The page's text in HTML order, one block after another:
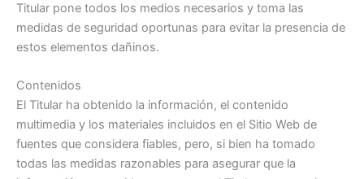
Titular pone todos los medios necesarios y toma las
medidas de seguridad oportunas para evitar la presencia de
estos elementos dañinos.
Contenidos
El Titular ha obtenido la información, el contenido
multimedia y los materiales incluidos en el Sitio Web de
fuentes que considera fiables, pero, si bien ha tomado
todas las medidas razonables para asegurar que la